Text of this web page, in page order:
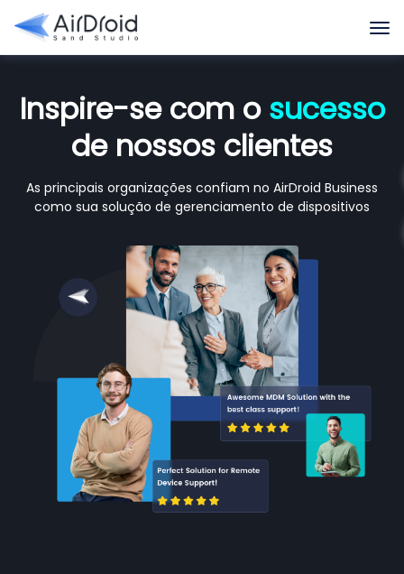
Inspire-se com o sucesso
de nossos clientes
As principais organizações confiam no AirDroid Business
como sua solução de gerenciamento de dispositivos